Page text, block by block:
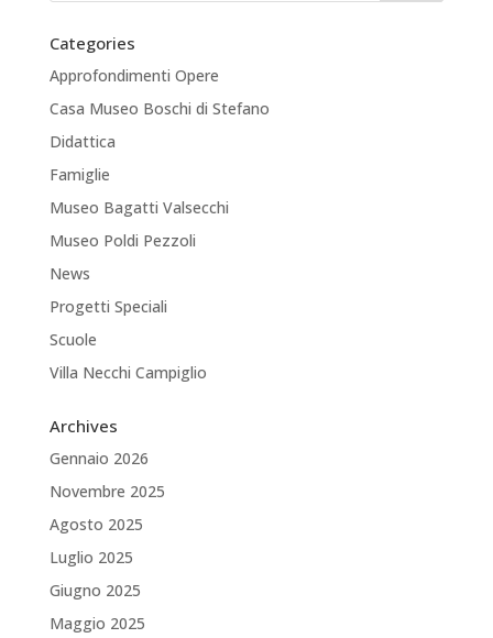
Categories
Approfondimenti Opere
Casa Museo Boschi di Stefano
Didattica
Famiglie
Museo Bagatti Valsecchi
Museo Poldi Pezzoli
News
Progetti Speciali
Scuole
Villa Necchi Campiglio
Archives
Gennaio 2026
Novembre 2025
Agosto 2025
Luglio 2025
Giugno 2025
Maggio 2025